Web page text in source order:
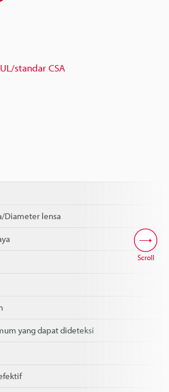
standar CSA
Diameter lensa
yang dapat dideteksi
Scroll